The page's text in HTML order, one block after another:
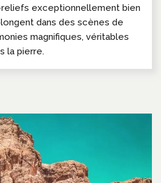
exceptionnellement bien
dans des scènes de
magnifiques, véritables
la pierre.